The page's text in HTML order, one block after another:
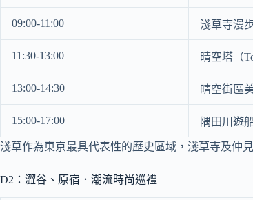
09:00-11:00 淺草寺漫
11:30-13:00 晴空塔（
13:00-14:30 晴空街區
15:00-17:00 隅田川遊
淺草作為東京最具代表性的歷史區域，淺草寺及仲
D2：澀谷、原宿．潮流時尚巡禮